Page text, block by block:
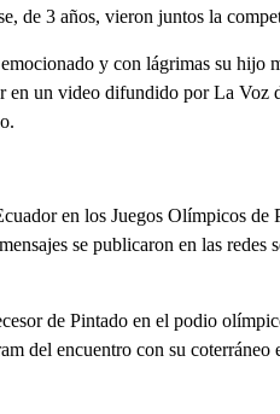
de 3 años, vieron juntos la
y con lágrimas su hijo
en un video difundido por La Voz
en los Juegos Olímpicos de
se publicaron en las redes
de Pintado en el podio
del encuentro con su coterráneo